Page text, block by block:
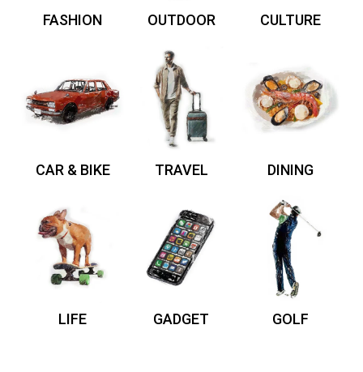
FASHION OUTDOOR CULTURE
CAR & BIKE TRAVEL DINING
LIFE GADGET GOLF